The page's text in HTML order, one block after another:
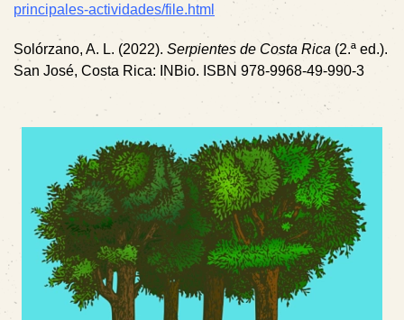
principales-actividades/file.html
Solórzano, A. L. (2022). Serpientes de Costa Rica (2.ª ed.).
San José, Costa Rica: INBio. ISBN 978-9968-49-990-3